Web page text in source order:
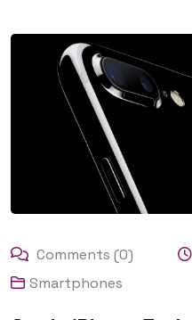
Comments (0)
Smartphones